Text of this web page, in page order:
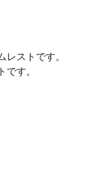
ストです。
です。